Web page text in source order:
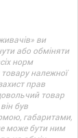
ви
або обміняти
норм
належної
прав
товар
був
габаритами,
може бути ним